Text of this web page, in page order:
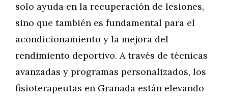
solo ayuda en la recuperación de lesiones,
sino que también es fundamental para el
acondicionamiento y la mejora del
rendimiento deportivo. A través de técnicas
avanzadas y programas personalizados, los
fisioterapeutas en Granada están elevando